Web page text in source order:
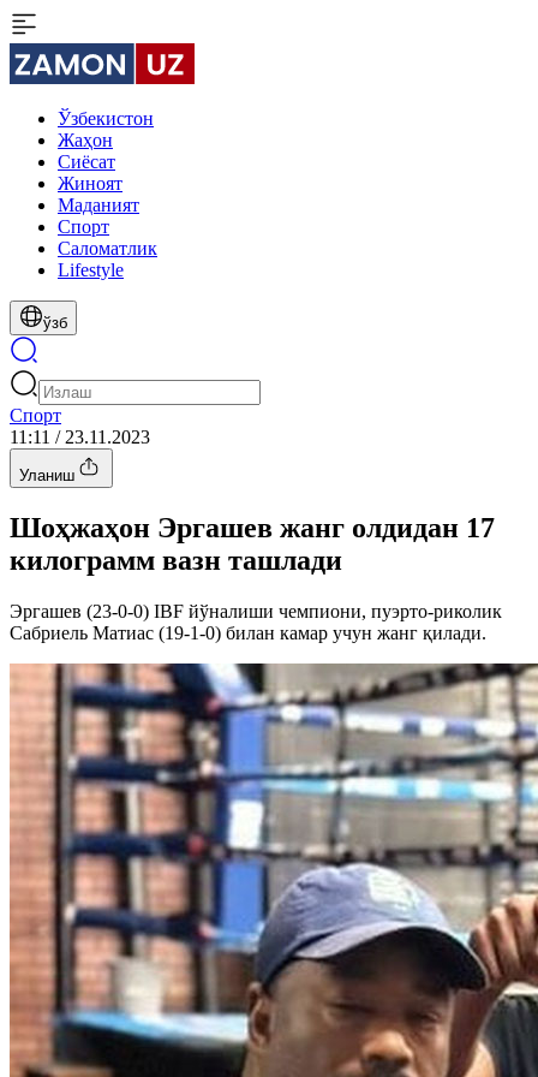
Ўзбекистон
Жаҳон
Сиёсат
Жиноят
Маданият
Спорт
Cаломатлик
Lifestyle
ўзб
Спорт
11:11 / 23.11.2023
Уланиш
Шоҳжаҳон Эргашев жанг олдидан 17
килограмм вазн ташлади
Эргашев (23-0-0) IBF йўналиши чемпиони, пуэрто-риколик
Сабриель Матиас (19-1-0) билан камар учун жанг қилади.